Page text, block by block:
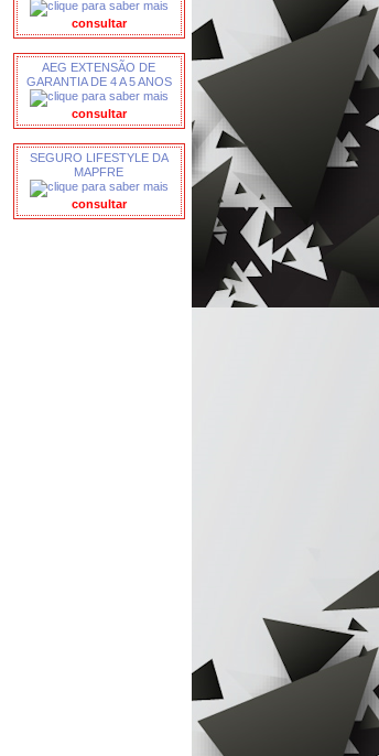
consultar
AEG EXTENSÃO DE
GARANTIA DE 4 A 5 ANOS
consultar
SEGURO LIFESTYLE DA
MAPFRE
consultar